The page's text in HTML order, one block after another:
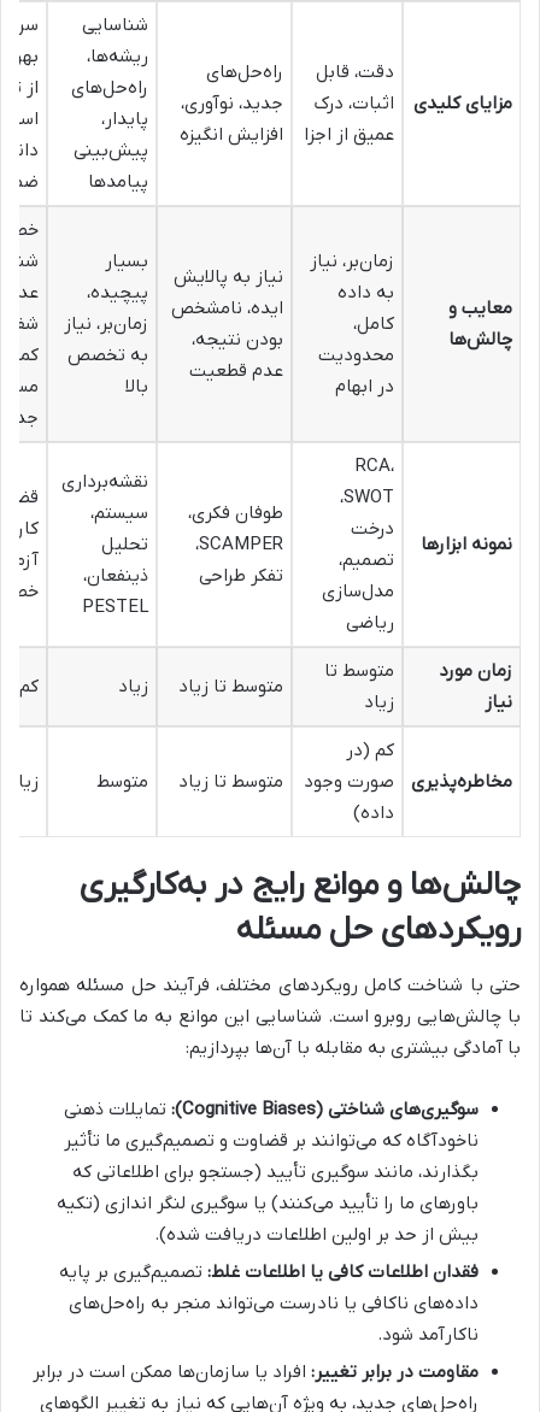
مزایای کلیدی
دقت، قابل
اثبات، درک
عمیق از اجزا
راه‌حل‌های
جدید، نوآوری،
افزایش انگیزه
شناسایی
ریشه‌ها،
راه‌حل‌های
پایدار،
پیش‌بینی
پیامدها
از
معایب و
چالش‌ها
زمان‌بر، نیاز
به داده
کامل،
محدودیت
در ابهام
نیاز به پالایش
ایده، نامشخص
بودن نتیجه،
عدم قطعیت
بسیار
پیچیده،
زمان‌بر، نیاز
به تخصص
بالا
عدم
کمتر
نمونه ابزارها
RCA،
SWOT،
درخت
تصمیم،
مدل‌سازی
ریاضی
طوفان فکری،
SCAMPER،
تفکر طراحی
نقشه‌برداری
سیستم،
تحلیل
ذینفعان،
PESTEL
خطا
زمان مورد
نیاز
متوسط تا
زیاد
متوسط تا زیاد زیاد کم
مخاطره‌پذیری
کم (در
صورت وجود
داده)
متوسط تا زیاد متوسط زیاد
چالش‌ها و موانع رایج در به‌کارگیری
رویکردهای حل مسئله
حتی با شناخت کامل رویکردهای مختلف، فرآیند حل مسئله همواره
با چالش‌هایی روبرو است. شناسایی این موانع به ما کمک می‌کند تا
با آمادگی بیشتری به مقابله با آن‌ها بپردازیم:
سوگیری‌های شناختی (Cognitive Biases):
تمایلات ذهنی
ناخودآگاه که می‌توانند بر قضاوت و تصمیم‌گیری ما تأثیر
بگذارند، مانند سوگیری تأیید (جستجو برای اطلاعاتی که
باورهای ما را تأیید می‌کنند) یا سوگیری لنگر اندازی (تکیه
بیش از حد بر اولین اطلاعات دریافت شده).
فقدان اطلاعات کافی یا اطلاعات غلط: تصمیم‌گیری بر پایه
داده‌های ناکافی یا نادرست می‌تواند منجر به راه‌حل‌های
ناکارآمد شود.
مقاومت در برابر تغییر: افراد یا سازمان‌ها ممکن است در برابر
راه‌حل‌های جدید، به ویژه آن‌هایی که نیاز به تغییر الگوهای